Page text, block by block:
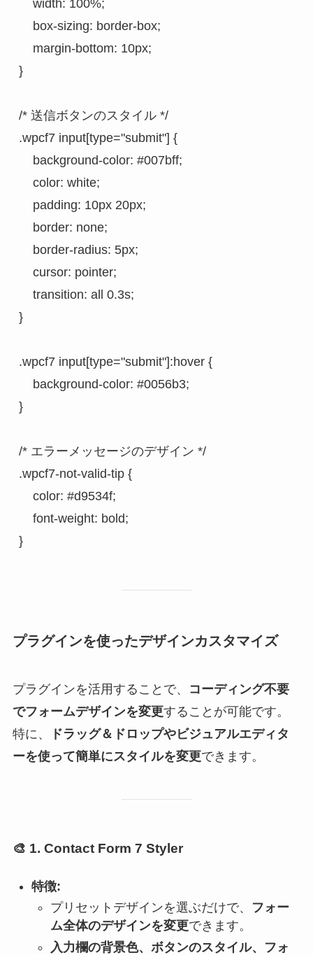
    width: 100%;
    box-sizing: border-box;
    margin-bottom: 10px;
}
/* 送信ボタンのスタイル */
.wpcf7 input[type="submit"] {
    background-color: #007bff;
    color: white;
    padding: 10px 20px;
    border: none;
    border-radius: 5px;
    cursor: pointer;
    transition: all 0.3s;
}
.wpcf7 input[type="submit"]:hover {
    background-color: #0056b3;
}
/* エラーメッセージのデザイン */
.wpcf7-not-valid-tip {
    color: #d9534f;
    font-weight: bold;
}
プラグインを使ったデザインカスタマイズ
プラグインを活用することで、
コーディング不要
でフォームデザインを変更することが可能です。
特に、
ドラッグ＆ドロップやビジュアルエディタ
ーを使って簡単にスタイルを変更できます。
🎨 1. Contact Form 7 Styler
特徴:
プリセットデザインを選ぶだけで、
フォー
ム全体のデザインを変更できます。
入力欄の背景色、ボタンのスタイル、フォ